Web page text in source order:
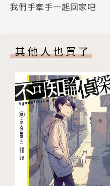
我們手牽手一起回家吧
其他人也買了